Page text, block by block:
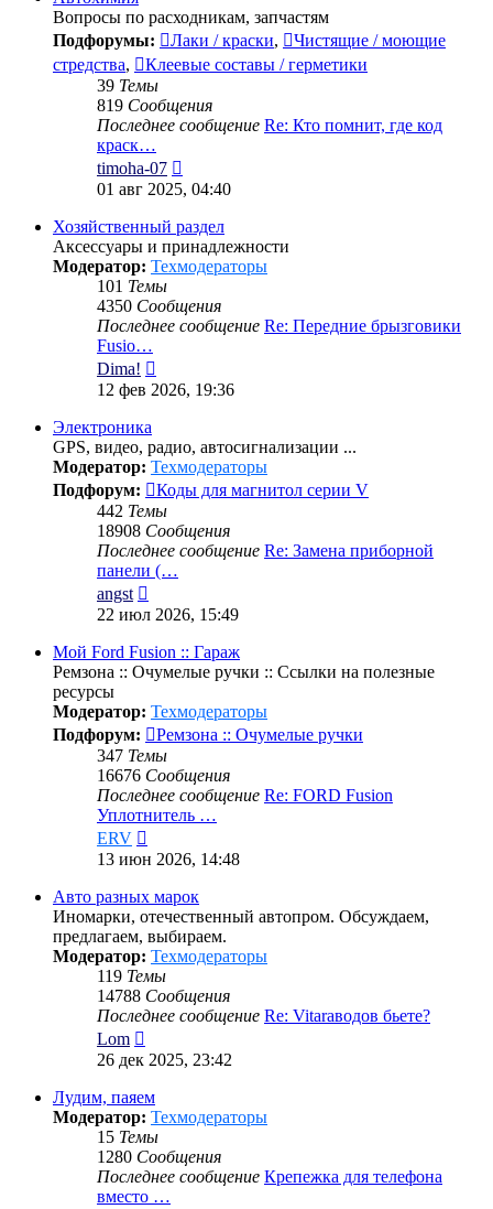
Вопросы по расходникам, запчастям
Подфорумы:
Лаки / краски,
Чистящие / моющие
стредства,
Клеевые составы / герметики
39 Темы
819 Сообщения
Последнее сообщение Re: Кто помнит, где код
краск…
timoha-07
сообщению
01 авг 2025, 04:40
Хозяйственный раздел
Аксессуары и принадлежности
Модератор: Техмодераторы
101 Темы
4350 Сообщения
Последнее сообщение Re: Передние брызговики
Fusio…
Dima!
к
12 фев 2026, 19:36
Электроника
GPS, видео, радио, автосигнализации ...
Модератор: Техмодераторы
Подфорум:
Коды для магнитол серии V
442 Темы
18908 Сообщения
Последнее сообщение Re: Замена приборной
панели (…
angst
к
сообщению
22 июл 2026, 15:49
Мой Ford Fusion :: Гараж
Ремзона :: Очумелые ручки :: Ссылки на полезные
ресурсы
Модератор: Техмодераторы
Подфорум:
Ремзона :: Очумелые ручки
347 Темы
16676 Сообщения
Последнее сообщение Re: FORD Fusion
Уплотнитель …
ERV
к
сообщению
13 июн 2026, 14:48
Авто разных марок
Иномарки, отечественный автопром. Обсуждаем,
предлагаем, выбираем.
Модератор: Техмодераторы
119 Темы
14788 Сообщения
Последнее сообщение Re: Vitaraводов бьете?
Lom
к
сообщению
26 дек 2025, 23:42
Лудим, паяем
Модератор: Техмодераторы
15 Темы
1280 Сообщения
Последнее сообщение Крепежка для телефона
вместо …